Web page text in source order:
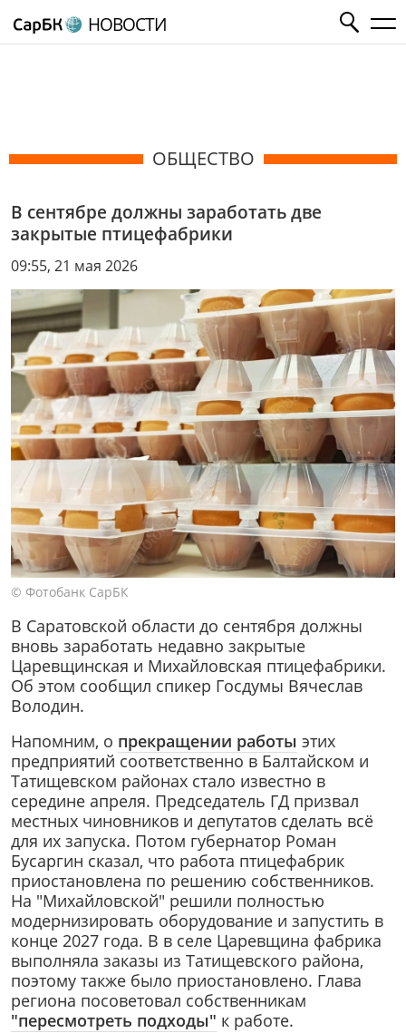
НОВОСТИ
ОБЩЕСТВО
В сентябре должны заработать две
закрытые птицефабрики
09:55, 21 мая 2026
© Фотобанк СарБК
В Саратовской области до сентября должны
вновь заработать недавно закрытые
Царевщинская и Михайловская птицефабрики.
Об этом сообщил спикер Госдумы Вячеслав
Володин.
Напомним, о прекращении работы этих
предприятий соответственно в Балтайском и
Татищевском районах стало известно в
середине апреля. Председатель ГД призвал
местных чиновников и депутатов сделать всё
для их запуска. Потом губернатор Роман
Бусаргин сказал, что работа птицефабрик
приостановлена по решению собственников.
На "Михайловской" решили полностью
модернизировать оборудование и запустить в
конце 2027 года. В в селе Царевщина фабрика
выполняла заказы из Татищевского района,
поэтому также было приостановлено. Глава
региона посоветовал собственникам
"пересмотреть подходы" к работе.